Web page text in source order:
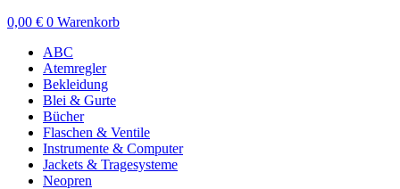
0,00 € 0 Warenkorb
ABC
Atemregler
Bekleidung
Blei & Gurte
Bücher
Flaschen & Ventile
Instrumente & Computer
Jackets & Tragesysteme
Neopren